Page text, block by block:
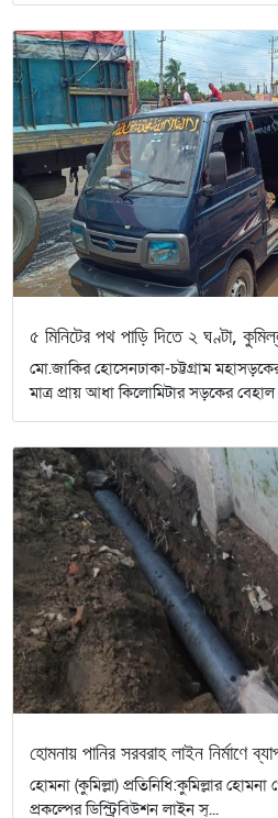
৫ মিনিটের পথ পাড়ি দিতে ২ ঘণ্টা,
মো.জাকির হোসেনঢাকা-চট্টগ্রাম
মাত্র প্রায় আধা কিলোমিটার সড়কের
হোমনায় পানির সরবরাহ লাইন নির্মাণে
হোমনা (কুমিল্লা) প্রতিনিধি:কুমিল্লার
প্রকল্পের ডিস্ট্রিবিউশন লাইন স্...